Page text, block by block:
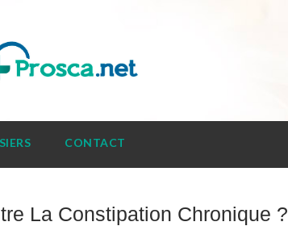
CONTACT
La Constipation Chronique ?